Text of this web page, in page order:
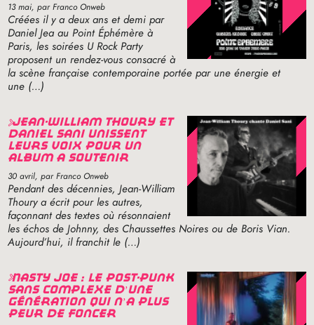
13 mai, par Franco Onweb
Créées il y a deux ans et demi par
Daniel Jea au Point Éphémère à
Paris, les soirées U Rock Party
proposent un rendez-vous consacré à
la scène française contemporaine portée par une énergie et
une (…)
jean-william thoury et
daniel sani unissent
leurs voix pour un
album à soutenir
30 avril, par Franco Onweb
Pendant des décennies, Jean-William
Thoury a écrit pour les autres,
façonnant des textes où résonnaient
les échos de Johnny, des Chaussettes Noires ou de Boris Vian.
Aujourd’hui, il franchit le (…)
nasty joe : le post-punk
sans complexe d’une
génération qui n’a plus
peur de foncer